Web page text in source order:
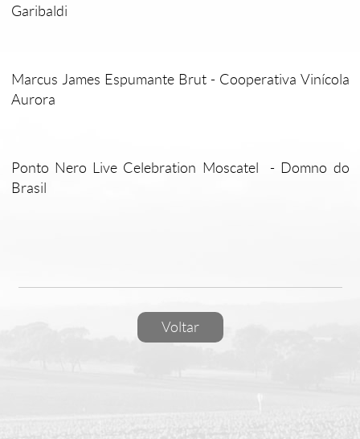
Garibaldi
Marcus James Espumante Brut - Cooperativa Vinícola
Aurora
Ponto Nero Live Celebration Moscatel - Domno do
Brasil
Voltar